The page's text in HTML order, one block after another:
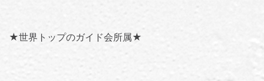
★世界トップのガイド会所属★